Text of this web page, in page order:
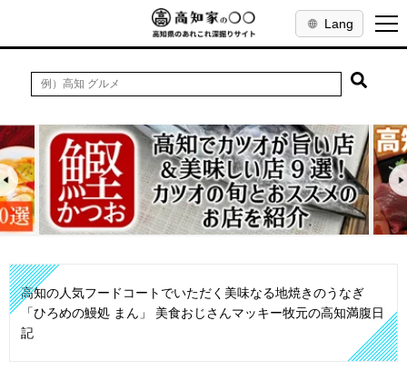
Lang
高知の人気フードコートでいただく美味なる地焼きのうなぎ
「ひろめの鰻処 まん」 美食おじさんマッキー牧元の高知満腹日
記